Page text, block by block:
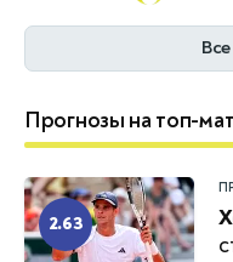
Прогнозы на топ-
2.63